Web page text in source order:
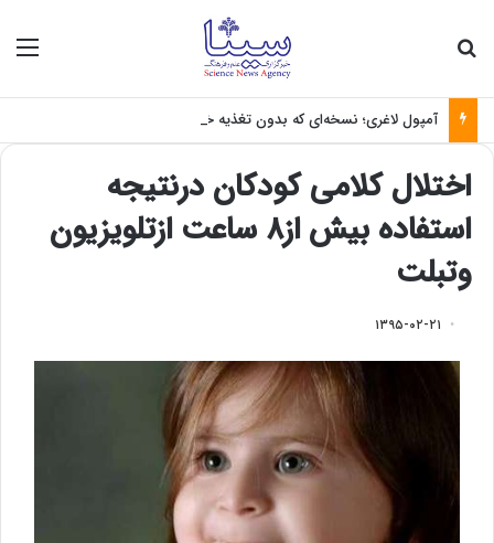
آمپول لاغری؛ نسخه‌ای که بدون تغذیه خطرناک می‌شود
اختلال کلامی کودکان درنتیجه
استفاده بیش از۸ ساعت ازتلویزیون
وتبلت
۱۳۹۵-۰۲-۲۱